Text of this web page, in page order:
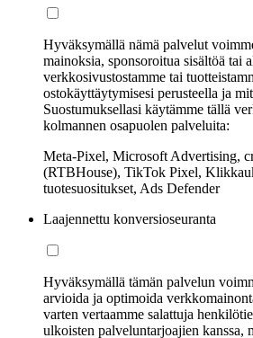
Hyväksymällä nämä palvelut
mainoksia, sponsoroitua sisältöä tai
verkkosivustostamme tai
ostokäyttäytymisesi perusteella ja
Suostumuksellasi käytämme tällä
kolmannen osapuolen palveluita:
Meta-Pixel, Microsoft Advertising,
(RTBHouse), TikTok Pixel,
tuotesuositukset, Ads Defender
Laajennettu konversioseuranta
Hyväksymällä tämän palvelun
arvioida ja optimoida
varten vertaamme salattuja
ulkoisten palveluntarjoajien kanssa,